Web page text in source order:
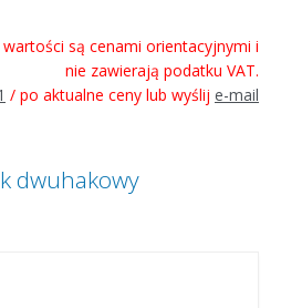
są cenami orientacyjnymi i
nie zawierają podatku VAT.
/ po aktualne ceny lub wyślij e-mail
dwuhakowy